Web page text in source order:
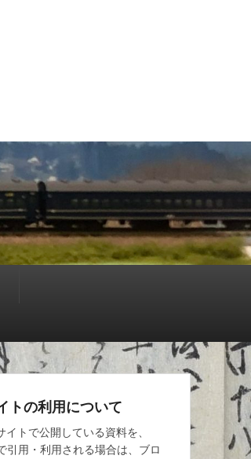
トの利用について
トで公開している資料を、
引用・利用される場合は、ブロ